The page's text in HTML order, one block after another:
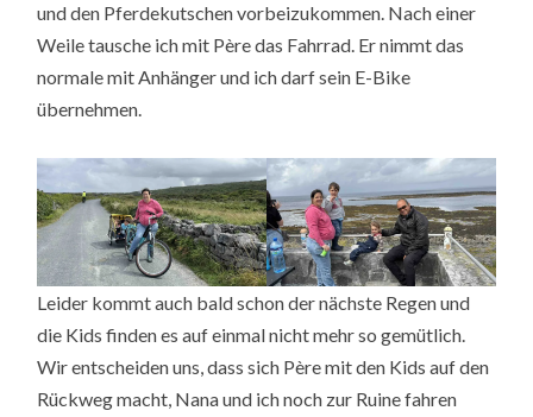
und den Pferdekutschen vorbeizukommen. Nach einer
Weile tausche ich mit Père das Fahrrad. Er nimmt das
normale mit Anhänger und ich darf sein E-Bike
übernehmen.
Leider kommt auch bald schon der nächste Regen und
die Kids finden es auf einmal nicht mehr so gemütlich.
Wir entscheiden uns, dass sich Père mit den Kids auf den
Rückweg macht, Nana und ich noch zur Ruine fahren